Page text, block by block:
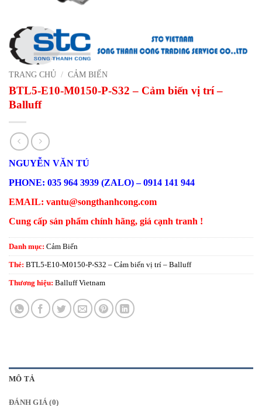
TRANG CHỦ / CẢM BIẾN
BTL5-E10-M0150-P-S32 – Cảm biến vị trí –
Balluff
NGUYỄN VĂN TÚ
PHONE: 035 964 3939 (ZALO) – 0914 141 944
EMAIL: vantu@songthanhcong.com
Cung cấp sản phẩm chính hãng, giá cạnh tranh !
Danh mục: Cảm Biến
Thẻ: BTL5-E10-M0150-P-S32 – Cảm biến vị trí – Balluff
Thương hiệu: Balluff Vietnam
MÔ TẢ
ĐÁNH GIÁ (0)